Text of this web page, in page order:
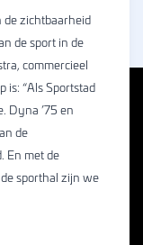
de zichtbaarheid
de sport in de
commercieel
is: “Als Sportstad
Dyna ’75 en
de
En met de
sporthal zijn we